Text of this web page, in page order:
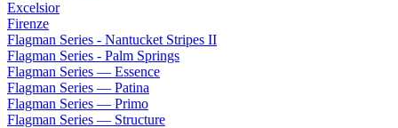
Excelsior
Firenze
Flagman Series - Nantucket Stripes II
Flagman Series - Palm Springs
Flagman Series — Essence
Flagman Series — Patina
Flagman Series — Primo
Flagman Series — Structure